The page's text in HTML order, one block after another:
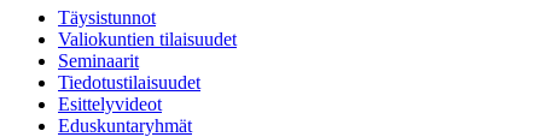
Täysistunnot
Valiokuntien tilaisuudet
Seminaarit
Tiedotustilaisuudet
Esittelyvideot
Eduskuntaryhmät